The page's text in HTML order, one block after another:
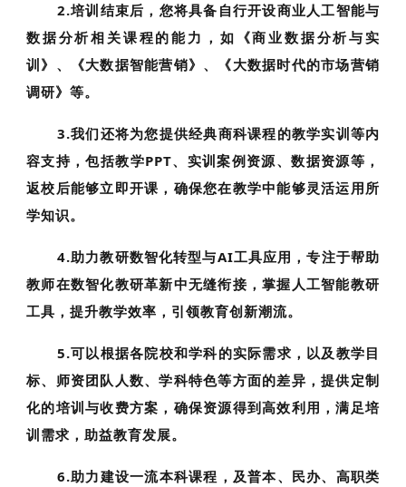
2.培训结束后，您将具备自行开设商业人工智能与
数据分析相关课程的能力，如《商业数据分析与实
训》、《大数据智能营销》、《大数据时代的市场营销
调研》等。
3.我们还将为您提供经典商科课程的教学实训等内
容支持，包括教学PPT、实训案例资源、数据资源等，
返校后能够立即开课，确保您在教学中能够灵活运用所
学知识。
4.助力教研数智化转型与AI工具应用，专注于帮助
教师在数智化教研革新中无缝衔接，掌握人工智能教研
工具，提升教学效率，引领教育创新潮流。
5.可以根据各院校和学科的实际需求，以及教学目
标、师资团队人数、学科特色等方面的差异，提供定制
化的培训与收费方案，确保资源得到高效利用，满足培
训需求，助益教育发展。
6.助力建设一流本科课程，及普本、民办、高职类